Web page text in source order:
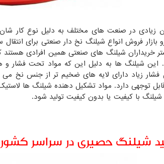
زیادی در صنعت های مختلف به دلیل نوع کار
بازار فروش انواع شیلنگ نخ دار صنعتی برای انتقال
خریداران شیلنگ های صنعتی همین افرادی
این شیلنگ ها به دلیل این که مواد تحت فشار و
فشار زیاد دارای لایه های ضخیم تر از جنس نخ
قابل توجهی دارد. مواد تشکیل دهنده شیلنگ ها
با کیفیت یا بدون کیفیت تولید شود.
شیلنگ حصیری در سراسر کشور